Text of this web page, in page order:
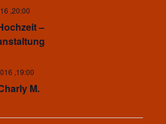
–
,20:00
M.
,19:00